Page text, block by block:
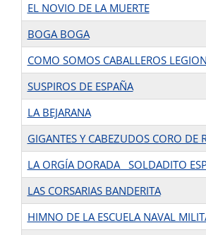
EL NOVIO DE LA MUERTE
BOGA BOGA
COMO SOMOS CABALLEROS
SUSPIROS DE ESPAÑA
LA BEJARANA
GIGANTES Y CABEZUDOS CORO DE
LA ORGÍA DORADA SOLDADITO
LAS CORSARIAS BANDERITA
HIMNO DE LA ESCUELA NAVAL